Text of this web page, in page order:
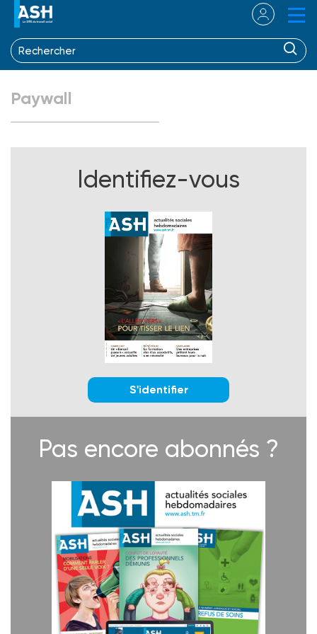
Paywall
Identifiez-vous
S'identifier
Pas encore abonnés ?